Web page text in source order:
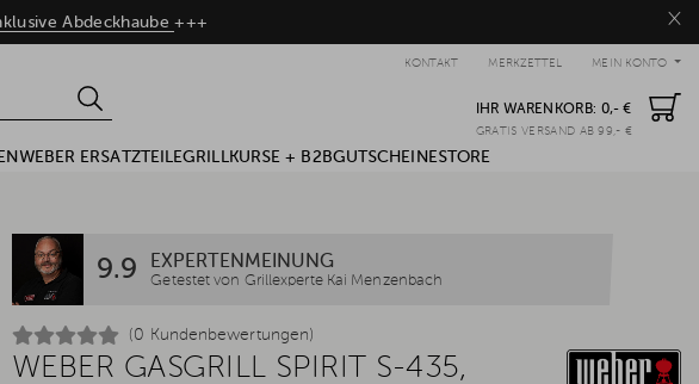
×
Abdeckhaube+++
MEIN KONTO
MERKZETTEL
KONTAKT
IHR WARENKORB: 0,- €
GRATIS VERSAND AB 99,- €
WEBER ERSATZTEILEGRILLKURSE + B2BGUTSCHEINESTORE
9.9 EXPERTENMEINUNG
Getestet von Grillexperte Kai Menzenbach
(0 Kundenbewertungen)
WEBER GASGRILL SPIRIT S-435,